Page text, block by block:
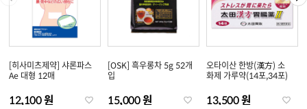
[히사미츠제약] 샤론파스
Ae 대형 12매
12,100 원
[OSK] 흑우롱차 5g 52개
입
15,000 원
오타이산 한방(漢方) 소
화제 가루약(14포,34포)
13,500 원